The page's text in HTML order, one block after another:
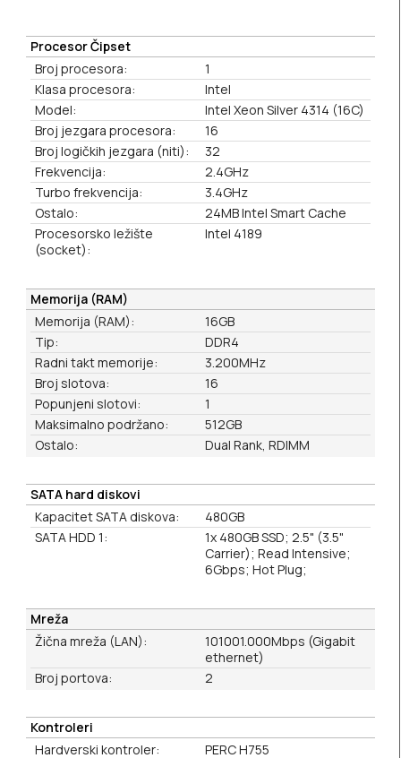
Procesor Čipset
Broj procesora:
1
Klasa procesora:
Intel
Model:
Intel Xeon Silver 4314 (16C)
Broj jezgara procesora:
16
Broj logičkih jezgara (niti):
32
Frekvencija:
2.4GHz
Turbo frekvencija:
3.4GHz
Ostalo:
24MB Intel Smart Cache
Procesorsko ležište
(socket):
Intel 4189
Memorija (RAM)
Memorija (RAM):
16GB
Tip:
DDR4
Radni takt memorije:
3.200MHz
Broj slotova:
16
Popunjeni slotovi:
1
Maksimalno podržano:
512GB
Ostalo:
Dual Rank, RDIMM
SATA hard diskovi
Kapacitet SATA diskova:
480GB
SATA HDD 1:
1x 480GB SSD; 2.5" (3.5"
Carrier); Read Intensive;
6Gbps; Hot Plug;
Mreža
Žična mreža (LAN):
101001.000Mbps (Gigabit
ethernet)
Broj portova:
2
Kontroleri
Hardverski kontroler:
PERC H755